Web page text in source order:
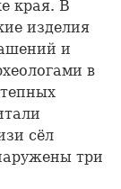
края. В
изделия
и
в
сёл
три